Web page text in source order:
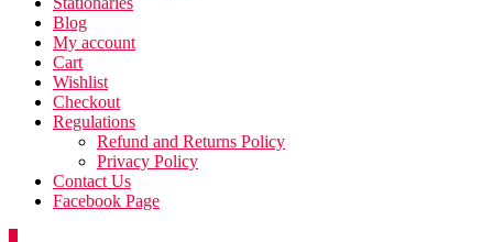
Blog
My account
Cart
Wishlist
Checkout
Regulations
Refund and Returns Policy
Privacy Policy
Contact Us
Facebook Page